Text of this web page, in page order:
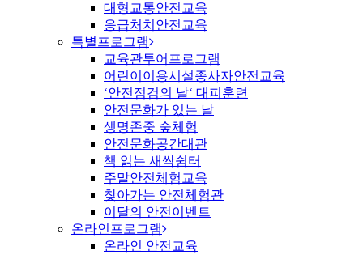
대형교통안전교육
응급처치안전교육
특별프로그램
교육관투어프로그램
어린이이용시설종사자안전교육
‘안전점검의 날‘ 대피훈련
안전문화가 있는 날
생명존중 숲체험
안전문화공간대관
책 읽는 새싹쉼터
주말안전체험교육
찾아가는 안전체험관
이달의 안전이벤트
온라인프로그램
온라인 안전교육